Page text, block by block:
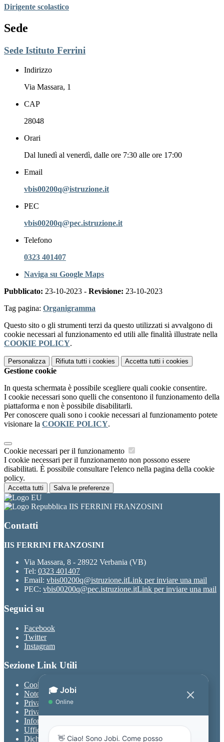
Dirigente scolastico
Sede
Sede Istituto Ferrini
Indirizzo
Via Massara, 1
CAP
28048
Orari
Dal lunedì al venerdì, dalle ore 7:30 alle ore 17:00
Email
vbis00200q@istruzione.it
PEC
vbis00200q@pec.istruzione.it
Telefono
0323 401407
Naviga su Google Maps
Pubblicato: 23-10-2023 - Revisione: 23-10-2023
Tag pagina: Organigramma
Questo sito o gli strumenti terzi da questo utilizzati si avvalgono di
cookie necessari al funzionamento ed utili alle finalità illustrate nella
COOKIE POLICY.
Personalizza Rifiuta tutti i cookies Accetta tutti i cookies
Gestione cookie
In questa schermata è possibile scegliere quali cookie consentire.
I cookie necessari sono quelli che consentono il funzionamento della
piattaforma e non è possibile disabilitarli.
Per conoscere quali sono i cookie necessari al funzionamento potete
visionare la COOKIE POLICY.
Cookie necessari per il funzionamento
I cookie necessari per il funzionamento non possono essere
disabilitati. È possibile consultare l'elenco nella pagina della cookie
policy.
Accetta tutti Salva le preferenze
IIS FERRINI FRANZOSINI
Contatti
IIS FERRINI FRANZOSINI
Via Massara, 8 - 28922 Verbania (VB)
Tel: 0323 401407
Email: vbis00200q@istruzione.itLink per inviare una mail
PEC: vbis00200q@pec.istruzione.itLink per inviare una mail
Seguici su
Facebook
Twitter
Instagram
Sezione Link Utili
Cookie policy
Note legali
Privacy
Privacy Policy
Informativa Privacy chatbot Jobi
Ufficio Relazioni con il Pubblico
Dichiarazione di accessibilità